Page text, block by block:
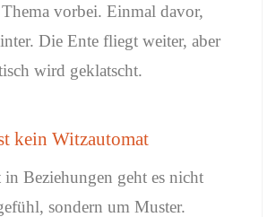
vorbei. Einmal davor,
Die Ente fliegt weiter, aber
wird geklatscht.
kein Witzautomat
Beziehungen geht es nicht
sondern um Muster.